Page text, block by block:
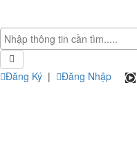
Đăng Ký | Đăng Nhập